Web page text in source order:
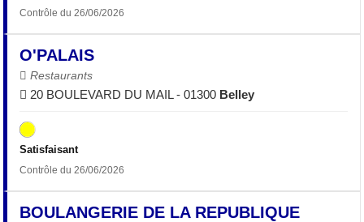
Contrôle du 26/06/2026
O'PALAIS
Restaurants
20 BOULEVARD DU MAIL - 01300 Belley
Satisfaisant
Contrôle du 26/06/2026
BOULANGERIE DE LA REPUBLIQUE